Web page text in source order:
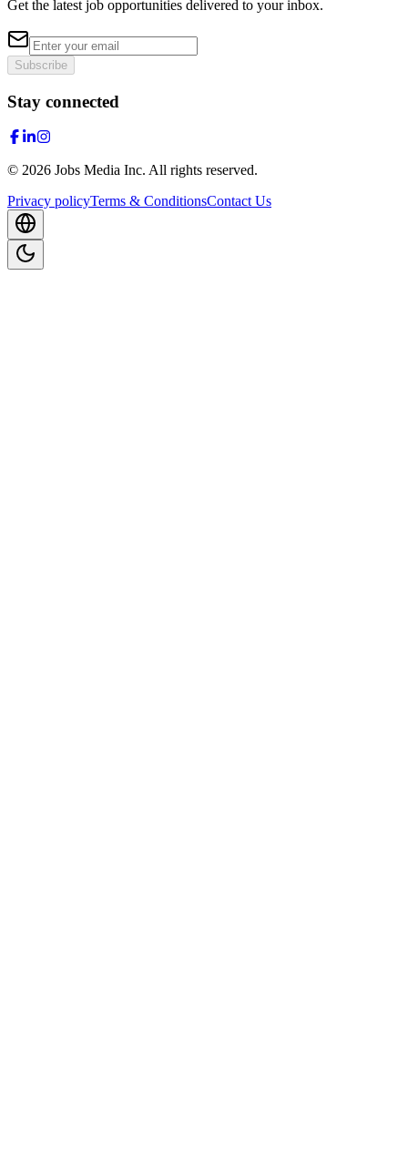
Get the latest job opportunities delivered to your inbox.
Subscribe
Stay connected
© 2026 Jobs Media Inc. All rights reserved.
Privacy policyTerms & ConditionsContact Us